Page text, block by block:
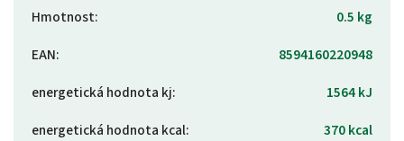
Hmotnost:
0.5 kg
EAN:
8594160220948
energetická hodnota kj:
1564 kJ
energetická hodnota kcal:
370 kcal